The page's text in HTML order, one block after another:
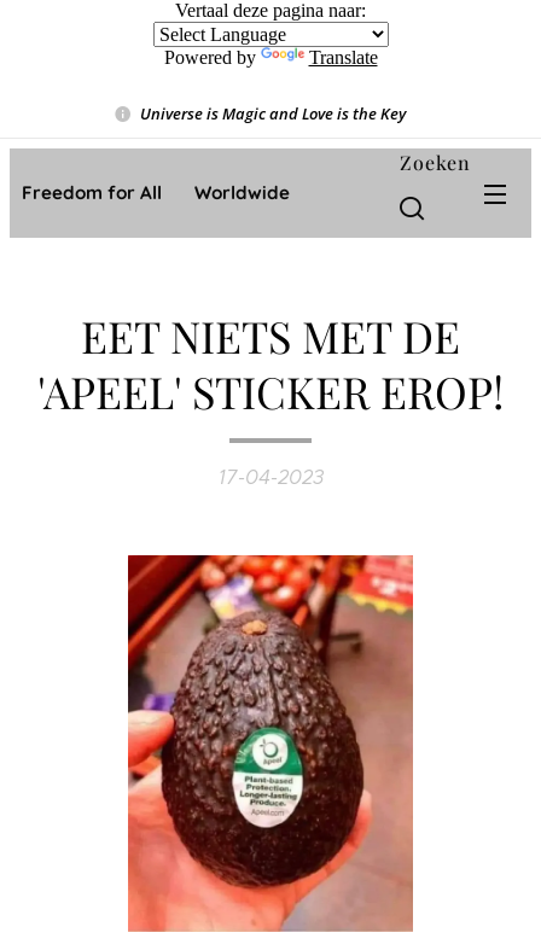
Vertaal deze pagina naar:
Powered by Translate
Universe is Magic and Love is the Key❤️
Freedom for All ❤️ Worldwide
Zoeken
EET NIETS MET DE
'APEEL' STICKER EROP!
17-04-2023